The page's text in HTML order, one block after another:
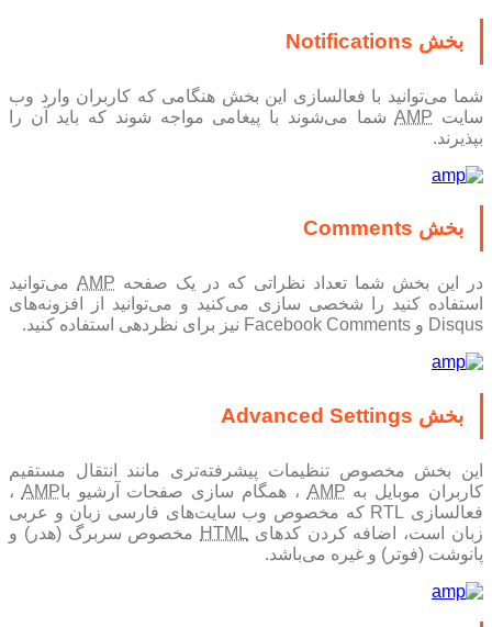
بخش Notifications
شما می‌توانید با فعالسازی این بخش هنگامی که کاربران وارد وب
سایت AMPشما می‌شوند با پیغامی مواجه شوند که باید آن را
بپذیرند.
بخش Comments
در این بخش شما تعداد نظراتی که در یک صفحه AMPمی‌توانید
استفاده کنید را شخصی سازی می‌کنید و می‌توانید از افزونه‌های
Disqus و Facebook Comments نیز برای نظر‌دهی استفاده کنید.
بخش Advanced Settings
این بخش مخصوص تنظیمات پیشرفته‌تری مانند انتقال مستقیم
کاربران موبایل بهAMP، همگام سازی صفحات آرشیو باAMP،
فعالسازی RTL که مخصوص وب سایت‌های فارسی زبان و عربی
زبان است، اضافه کردن کد‌هایHTMLمخصوص سربرگ (هدر) و
پانوشت (فوتر) و غیره می‌باشد.